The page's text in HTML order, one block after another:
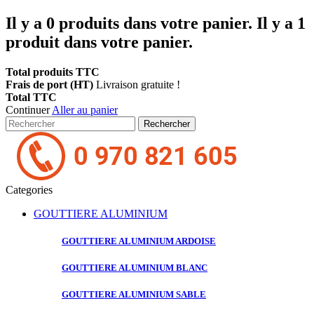
Il y a 0 produits dans votre panier. Il y a 1
produit dans votre panier.
Total produits TTC
Frais de port (HT) Livraison gratuite !
Total TTC
ContinuerAller au panier
Rechercher
Categories
GOUTTIERE ALUMINIUM
GOUTTIERE ALUMINIUM ARDOISE
GOUTTIERE ALUMINIUM BLANC
GOUTTIERE ALUMINIUM SABLE